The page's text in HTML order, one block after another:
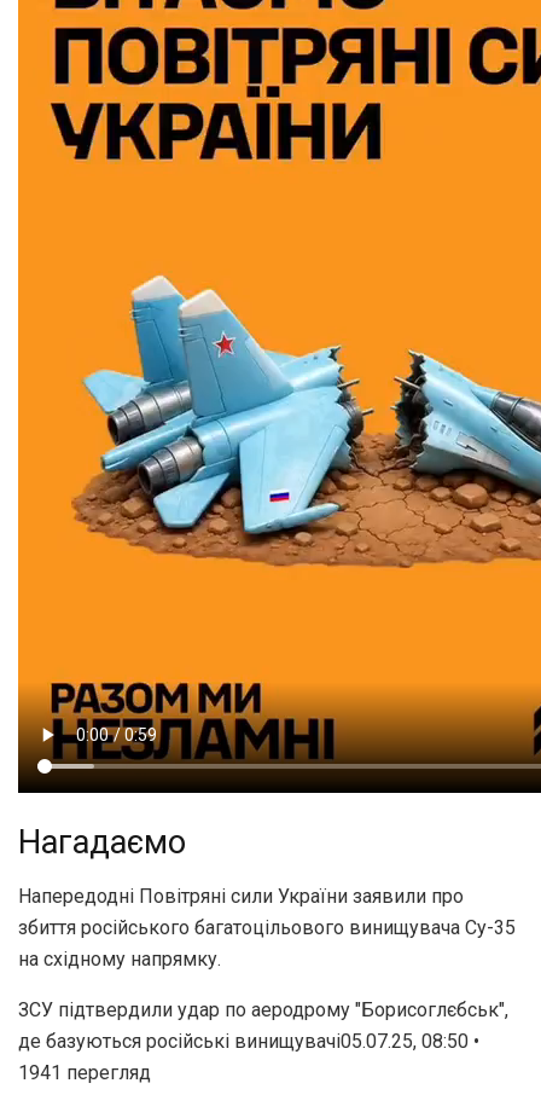
Нагадаємо
Напередодні Повітряні сили України заявили про
збиття російського багатоцільового винищувача Су-35
на східному напрямку.
ЗСУ підтвердили удар по аеродрому "Борисоглєбськ",
де базуються російські винищувачі05.07.25, 08:50 •
1941 перегляд